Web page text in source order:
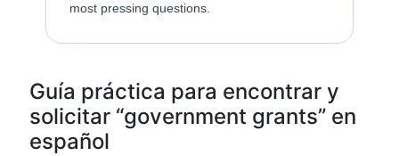
most pressing questions.
Guía práctica para encontrar y
solicitar “government grants” en
español